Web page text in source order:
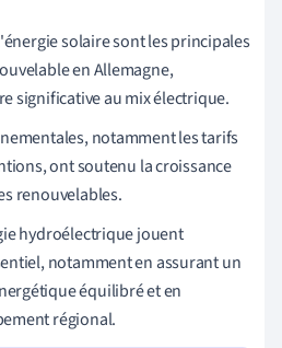
solaire sont les principales
en Allemagne,
significative au mix électrique.
notamment les tarifs
ont soutenu la croissance
renouvelables.
hydroélectrique jouent
notamment en assurant un
équilibré et en
régional.